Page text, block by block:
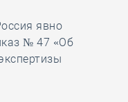
явно
№ 47 «Об